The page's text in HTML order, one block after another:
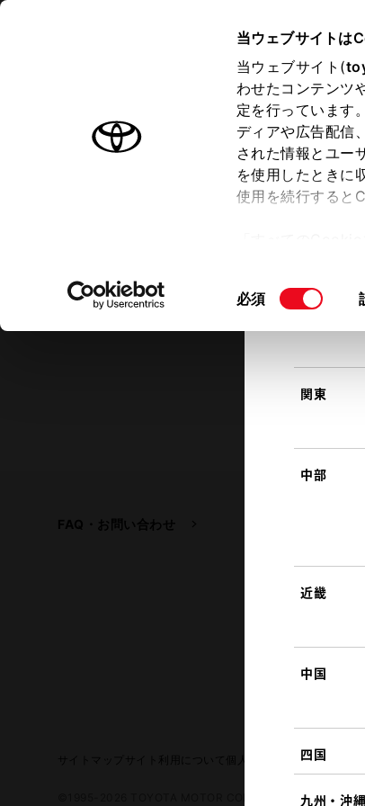
当ウェブサイトは
当ウェブサイト(
わせたコンテンツ
定を行っています
ディアや広告配信
された情報とユー
を使用したときに
使用を続行すると
て」をご覧くださ
同
必須
オーナーサポート トピックス
北海道
東北
関東
中部
近畿
中国
四国
九州・沖縄
トヨタ認定中古車
トヨタ認定中古車の魅力 3
FAQ・お問い合わせ
トヨタイムズ
サイト利用について 個人情報の取扱いについて
©1995-2026 TOYOTA MOTOR CORPORATION. ALL